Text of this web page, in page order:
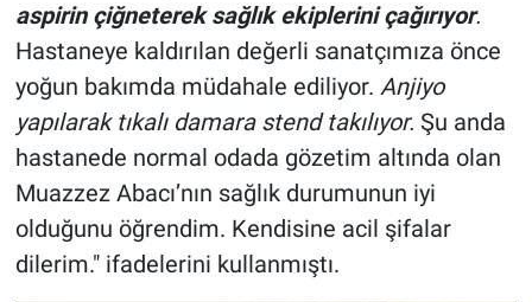
aspirin çiğneterek sağlık ekiplerini çağırıyor.
Hastaneye kaldırılan değerli sanatçımıza önce
yoğun bakımda müdahale ediliyor. Anjiyo
yapılarak tıkalı damara stend takılıyor. Şu anda
hastanede normal odada gözetim altında olan
Muazzez Abacı’nın sağlık durumunun iyi
olduğunu öğrendim. Kendisine acil şifalar
dilerim." ifadelerini kullanmıştı.